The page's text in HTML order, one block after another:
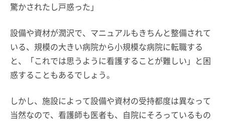
驚かされたし戸惑った」
設備や資材が潤沢で、マニュアルもきちんと整備されて
いる、規模の大きい病院から小規模な病院に転職する
と、「これでは思うように看護することが難しい」と困
惑することもあるでしょう。
しかし、施設によって設備や資材の受持都度は異なって
当然なので、看護師も医者も、自院にそろっているもの